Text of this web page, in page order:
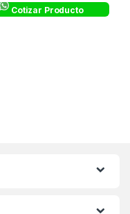
Cotizar Producto